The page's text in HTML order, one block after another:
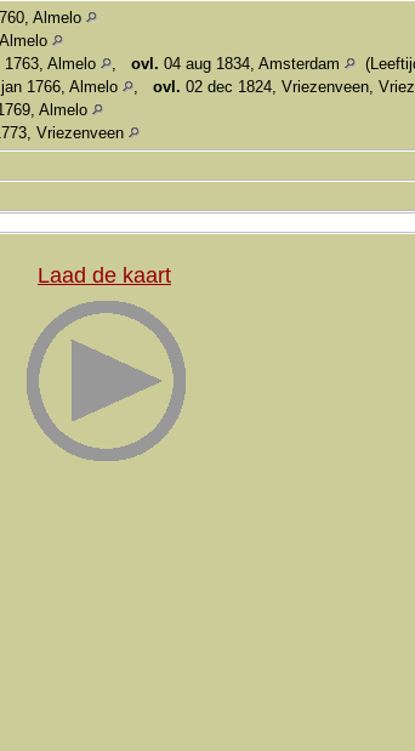
Almelo
1763, Almelo , ovl. 04 aug 1834, Amsterdam
1766, Almelo , ovl. 02 dec 1824, Vriezenveen,
Almelo
Vriezenveen
Laad de kaart